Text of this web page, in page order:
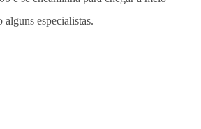
alguns especialistas.